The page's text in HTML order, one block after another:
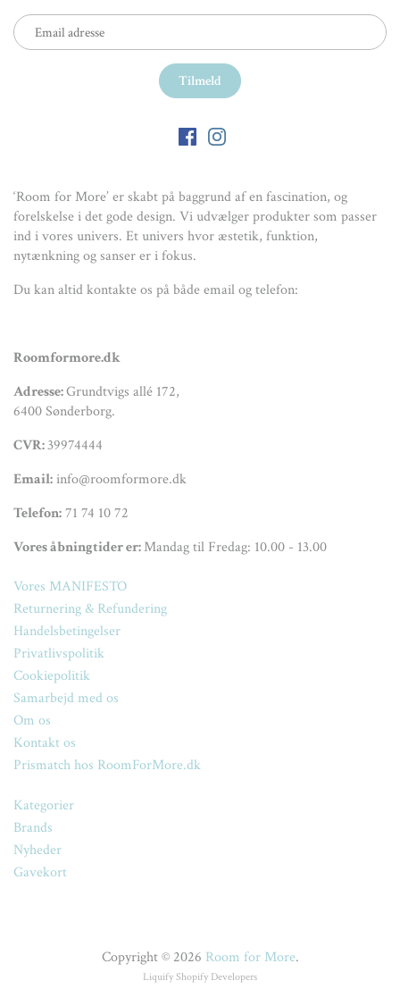
‘Room for More’ er skabt på baggrund af en fascination, og
forelskelse i det gode design. Vi udvælger produkter som passer
ind i vores univers. Et univers hvor æstetik, funktion,
nytænkning og sanser er i fokus.
Du kan altid kontakte os på både email og telefon:
Roomformore.dk
Adresse:Grundtvigs allé 172,
6400 Sønderborg.
CVR:39974444
Email:info@roomformore.dk
Telefon:71 74 10 72
Vores åbningtider er:Mandag til Fredag: 10.00 - 13.00
Vores MANIFESTO
Returnering & Refundering
Handelsbetingelser
Privatlivspolitik
Cookiepolitik
Samarbejd med os
Om os
Kontakt os
Prismatch hos RoomForMore.dk
Kategorier
Brands
Nyheder
Gavekort
Copyright © 2026 Room for More.
Liquify Shopify Developers